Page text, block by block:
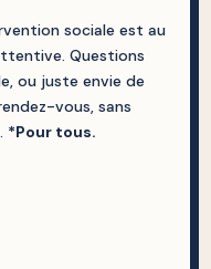
sociale est au
Questions
ou juste envie de
vous, sans
*Pour tous.